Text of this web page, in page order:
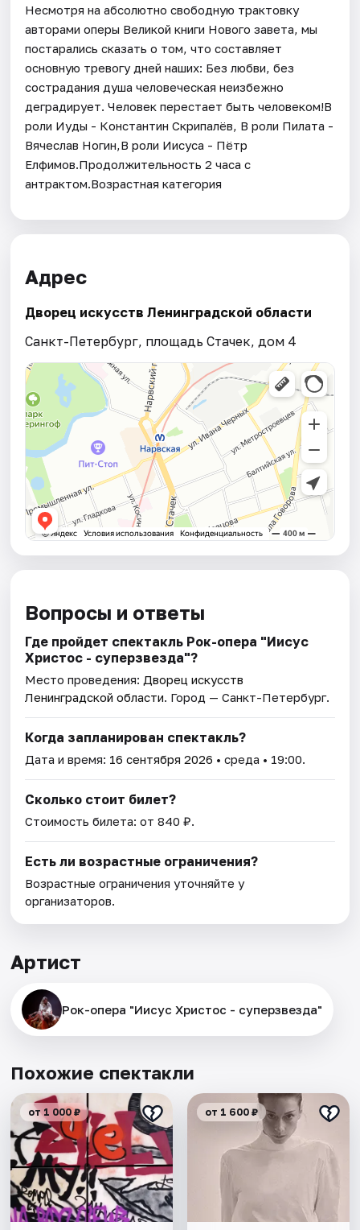
Несмотря на абсолютно свободную трактовку
авторами оперы Великой книги Нового завета, мы
постарались сказать о том, что составляет
основную тревогу дней наших: Без любви, без
сострадания душа человеческая неизбежно
деградирует. Человек перестает быть человеком!В
роли Иуды - Константин Скрипалёв, В роли Пилата -
Вячеслав Ногин,В роли Иисуса - Пётр
Елфимов.Продолжительность 2 часа с
антрактом.Возрастная категория
Адрес
Дворец искусств Ленинградской области
Санкт-Петербург, площадь Стачек, дом 4
Вопросы и ответы
Где пройдет спектакль Рок-опера "Иисус
Христос - суперзвезда"?
Место проведения: Дворец искусств
Ленинградской области. Город — Санкт-Петербург.
Когда запланирован спектакль?
Дата и время: 16 сентября 2026 • среда • 19:00.
Сколько стоит билет?
Стоимость билета: от 840 ₽.
Есть ли возрастные ограничения?
Возрастные ограничения уточняйте у
организаторов.
Артист
Рок-опера "Иисус Христос - суперзвезда"
Похожие спектакли
от 1 000 ₽ от 1 600 ₽